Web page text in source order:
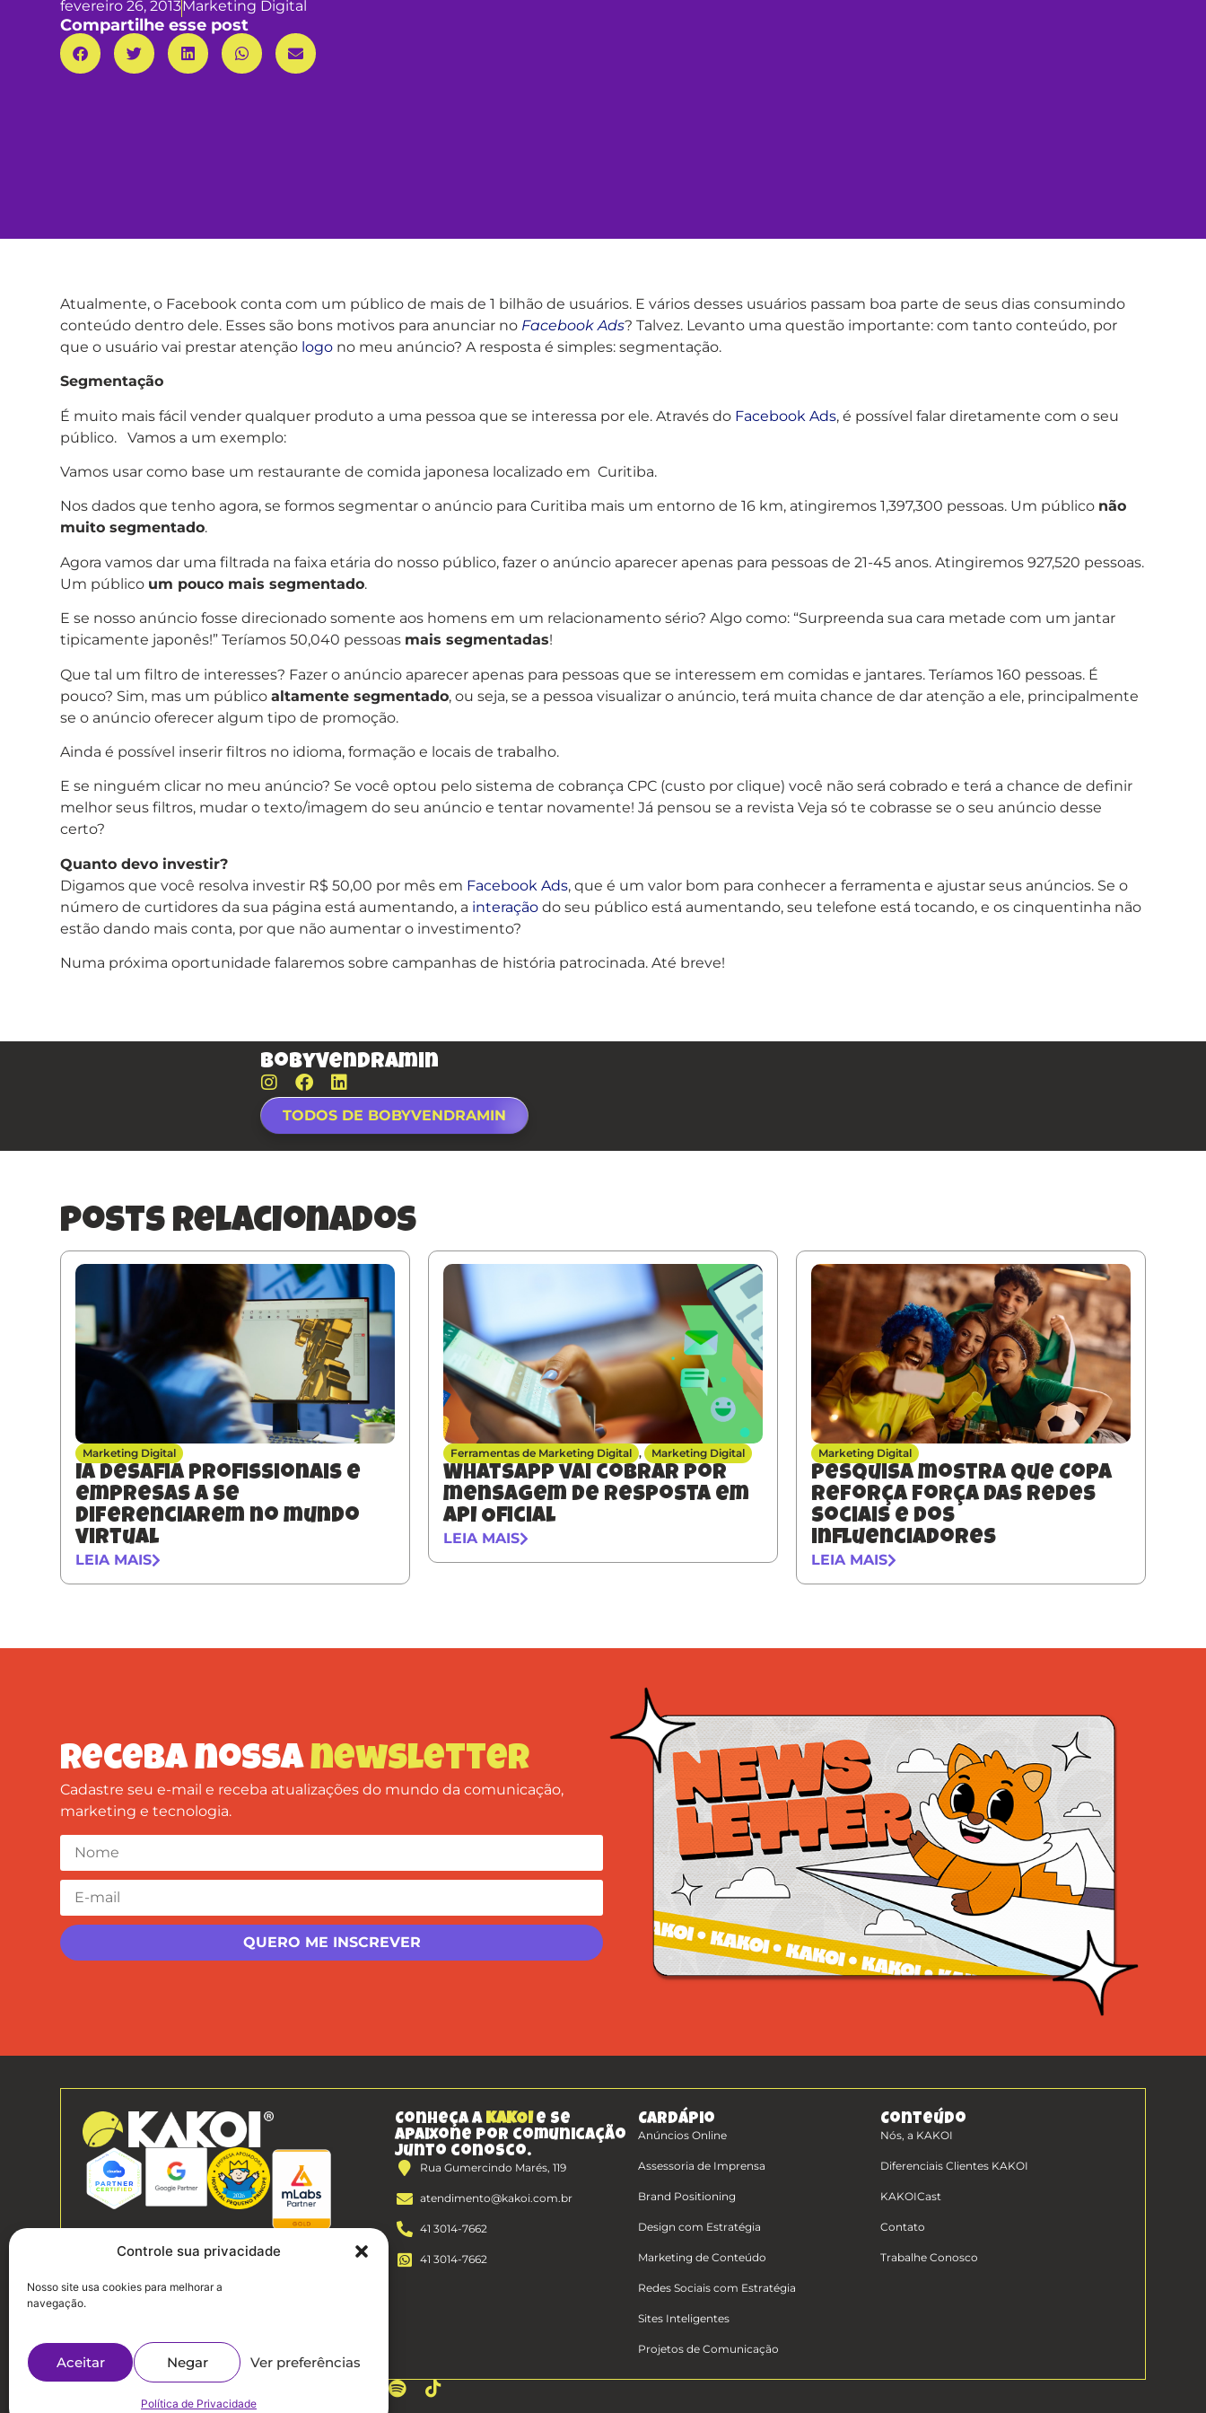
Controle sua privacidade
Nosso site usa cookies para melhorar a
navegação.
Aceitar Negar Ver preferências
Política de Privacidade
fevereiro 26, 2013Marketing Digital
Compartilhe esse post
Atualmente, o Facebook conta com um público de mais de 1 bilhão de usuários. E vários desses usuários passam boa parte de seus dias consumindo
conteúdo dentro dele. Esses são bons motivos para anunciar no Facebook Ads? Talvez. Levanto uma questão importante: com tanto conteúdo, por
que o usuário vai prestar atenção logo no meu anúncio? A resposta é simples: segmentação.
Segmentação
É muito mais fácil vender qualquer produto a uma pessoa que se interessa por ele. Através do Facebook Ads, é possível falar diretamente com o seu
público. Vamos a um exemplo:
Vamos usar como base um restaurante de comida japonesa localizado em Curitiba.
Nos dados que tenho agora, se formos segmentar o anúncio para Curitiba mais um entorno de 16 km, atingiremos 1,397,300 pessoas. Um público não
muito segmentado.
Agora vamos dar uma filtrada na faixa etária do nosso público, fazer o anúncio aparecer apenas para pessoas de 21-45 anos. Atingiremos 927,520 pessoas.
Um público um pouco mais segmentado.
E se nosso anúncio fosse direcionado somente aos homens em um relacionamento sério? Algo como: “Surpreenda sua cara metade com um jantar
tipicamente japonês!” Teríamos 50,040 pessoas mais segmentadas!
Que tal um filtro de interesses? Fazer o anúncio aparecer apenas para pessoas que se interessem em comidas e jantares. Teríamos 160 pessoas. É
pouco? Sim, mas um públicoaltamente segmentado, ou seja, se a pessoa visualizar o anúncio, terá muita chance de dar atenção a ele, principalmente
se o anúncio oferecer algum tipo de promoção.
Ainda é possível inserir filtros no idioma, formação e locais de trabalho.
E se ninguém clicar no meu anúncio? Se você optou pelo sistema de cobrança CPC (custo por clique) você não será cobrado e terá a chance de definir
melhor seus filtros, mudar o texto/imagem do seu anúncio e tentar novamente! Já pensou se a revista Veja só te cobrasse se o seu anúncio desse
certo?
Quanto devo investir?
Digamos que você resolva investir R$ 50,00 por mês em Facebook Ads, que é um valor bom para conhecer a ferramenta e ajustar seus anúncios. Se o
número de curtidores da sua página está aumentando, a interação do seu público está aumentando, seu telefone está tocando, e os cinquentinha não
estão dando mais conta, por que não aumentar o investimento?
Numa próxima oportunidade falaremos sobre campanhas de história patrocinada. Até breve!
bobyvendramin
TODOS DE BOBYVENDRAMIN
posts relacionados
Marketing Digital
IA desafia profissionais e
empresas a se
diferenciarem no mundo
virtual
LEIA MAIS
Ferramentas de Marketing Digital , Marketing Digital
Whatsapp vai cobrar por
mensagem de resposta em
API Oficial
LEIA MAIS
Marketing Digital
Pesquisa mostra que Copa
reforça força das redes
sociais e dos
influenciadores
LEIA MAIS
Receba nossanewsletter
Cadastre seu e-mail e receba atualizações do mundo da comunicação,
marketing e tecnologia.
Conheça a KAKOIe se
apaixone por comunicação
junto conosco.
Rua Gumercindo Marés, 119
atendimento@kakoi.com.br
41 3014-7662
41 3014-7662
Cardápio
Anúncios Online
Assessoria de Imprensa
Brand Positioning
Design com Estratégia
Marketing de Conteúdo
Redes Sociais com Estratégia
Sites Inteligentes
Projetos de Comunicação
Conteúdo
Nós, a KAKOI
Diferenciais Clientes KAKOI
KAKOICast
Contato
Trabalhe Conosco